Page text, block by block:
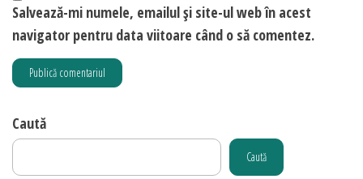
Salvează-mi numele, emailul și site-ul web în acest
navigator pentru data viitoare când o să comentez.
Caută
Caută